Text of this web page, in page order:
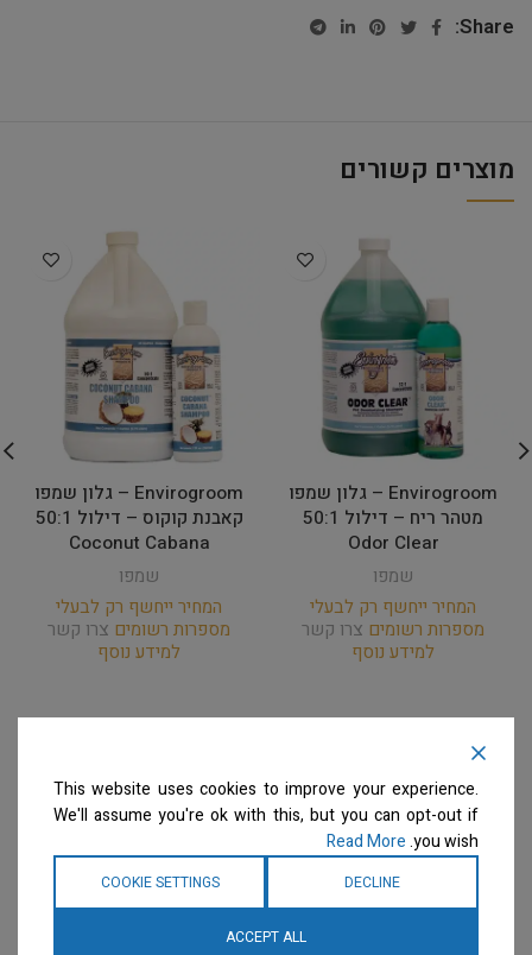
Share:
מוצרים קשורים
Envirogroom – גלון שמפו
מטהר ריח – דילול 50:1
Odor Clear
שמפו
המחיר ייחשף רק לבעלי
מספרות רשומים צרו קשר
למידע נוסף
Envirogroom – גלון שמפו
קאבנת קוקוס – דילול 50:1
Coconut Cabana
שמפו
המחיר ייחשף רק לבעלי
מספרות רשומים צרו קשר
למידע נוסף
This website uses cookies to improve your experience.
We'll assume you're ok with this, but you can opt-out if
you wish.
Read More
DECLINE
COOKIE SETTINGS
ACCEPT ALL